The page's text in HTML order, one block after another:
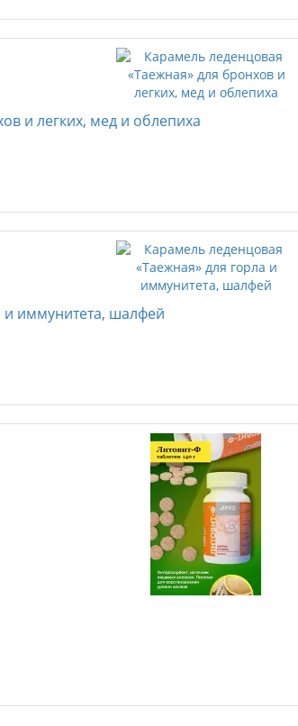
и легких, мед и облепиха
и иммунитета, шалфей